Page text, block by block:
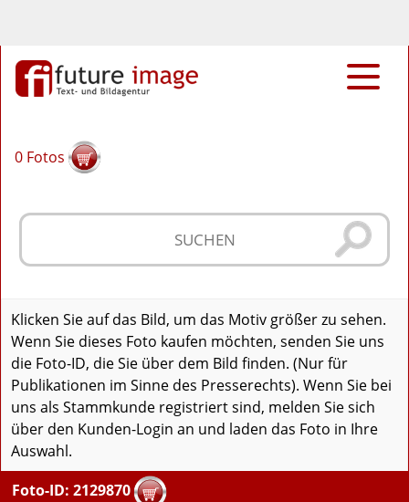
0 Fotos
Klicken Sie auf das Bild, um das Motiv größer zu sehen.
Wenn Sie dieses Foto kaufen möchten, senden Sie uns
die Foto-ID, die Sie über dem Bild finden. (Nur für
Publikationen im Sinne des Presserechts). Wenn Sie bei
uns als Stammkunde registriert sind, melden Sie sich
über den Kunden-Login an und laden das Foto in Ihre
Auswahl.
Foto-ID: 2129870